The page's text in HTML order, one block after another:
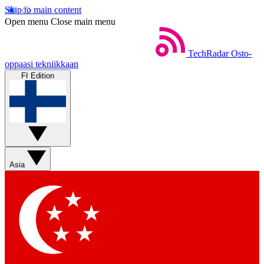
Skip to main content
Open menu Close main menu
TechRadar Osto-
oppaasi tekniikkaan
FI Edition
Asia